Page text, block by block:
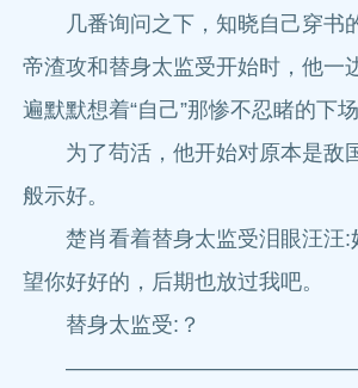
几番询问之下，知晓自己穿书
帝渣攻和替身太监受开始时，他一
遍默默想着“自己”那惨不忍睹的下场
为了苟活，他开始对原本是敌
般示好。
楚肖看着替身太监受泪眼汪汪:
望你好好的，后期也放过我吧。
替身太监受:？